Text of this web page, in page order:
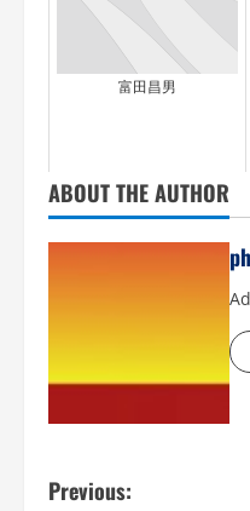
富田昌男
ABOUT THE AUTHOR
P
Previous: